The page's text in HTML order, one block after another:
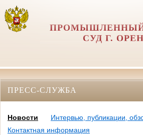
СУД Г.
ПРЕСС-СЛУЖБА
Новости
Интервью, публикации,
Контактная информация